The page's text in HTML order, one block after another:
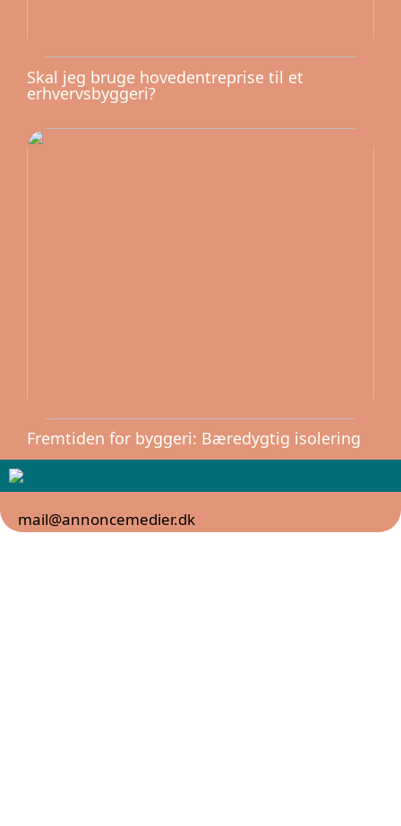
Skal jeg bruge hovedentreprise til et
erhvervsbyggeri?
Fremtiden for byggeri: Bæredygtig isolering
mail@annoncemedier.dk